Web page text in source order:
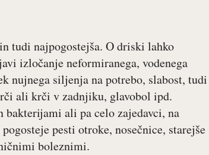
tudi najpogostejša. O driski lahko
izločanje neformiranega, vodenega
nujnega siljenja na potrebo, slabost, tudi
ali krči v zadnjiku, glavobol ipd.
ali pa celo zajedavci, na
pesti otroke, nosečnice, starejše
boleznimi.